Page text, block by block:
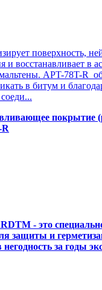
поверхность,
и восстанавливает в
APT-78T-R
в битум и
покрытие
R
- это
защиты и
за годы